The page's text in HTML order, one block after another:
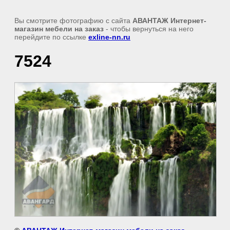
Вы смотрите фотографию с сайта АВАНТАЖ Интернет-
магазин мебели на заказ - чтобы вернуться на него
перейдите по ссылке exline-nn.ru
7524